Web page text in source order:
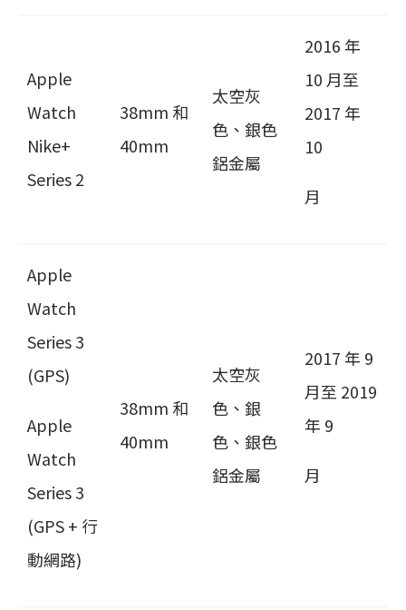
Apple
Watch
Nike+
Series 2
38mm 和
40mm
太空灰
色、銀色
鋁金屬
2016 年
10 月至
2017 年
10
月
Apple
Watch
Series 3
(GPS)
Apple
Watch
Series 3
(GPS + 行
動網路)
38mm 和
40mm
太空灰
色、銀
色、銀色
鋁金屬
2017 年 9
月至 2019
年 9
月